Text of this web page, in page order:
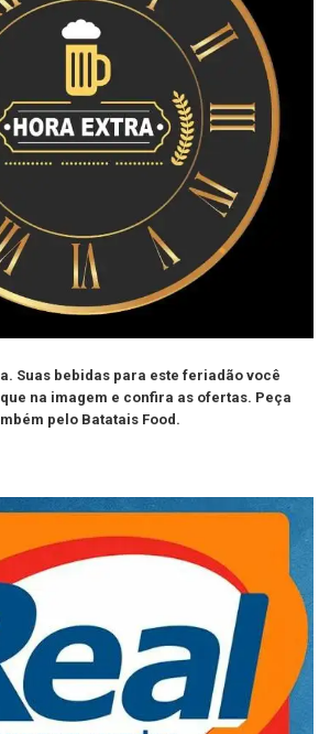
Suas bebidas para este feriadão você
na imagem e confira as ofertas. Peça
pelo Batatais Food.